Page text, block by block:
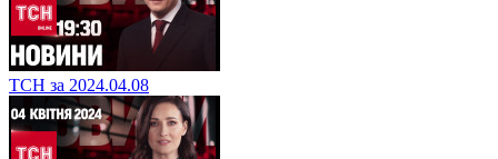
ТСН за 2024.04.08